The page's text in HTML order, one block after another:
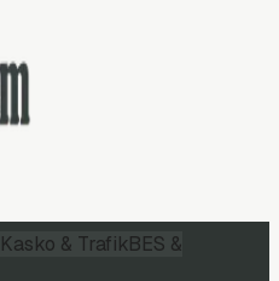
Kasko & TrafikBES &